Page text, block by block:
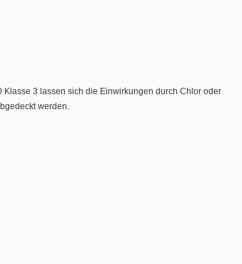
3 lassen sich die Einwirkungen durch Chlor oder
werden.